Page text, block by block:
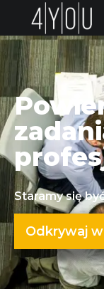
Staramy się
Odkrywaj